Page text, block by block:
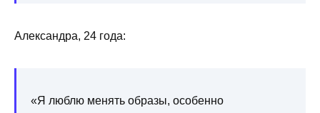
Александра, 24 года:
«Я люблю менять образы, особенно